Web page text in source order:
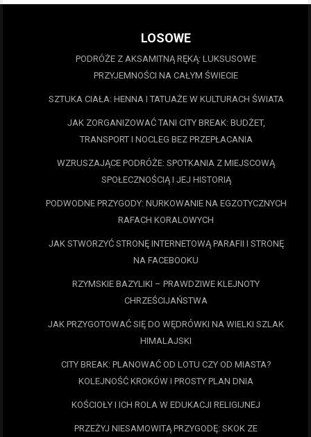
LOSOWE
PODRÓŻE Z AKSAMITNĄ RĘKĄ: LUKSUSOWE
PRZYJEMNOŚCI NA CAŁYM ŚWIECIE
SZTUKA CIAŁA: HENNA I TATUAŻE W KULTURACH ŚWIATA
JAK ZORGANIZOWAĆ TANI CITY BREAK: BUDŻET,
TRANSPORT I NOCLEG BEZ PRZEPŁACANIA
WZRUSZAJĄCE PODRÓŻE: SPOTKANIA Z MIEJSCOWĄ
SPOŁECZNOŚCIĄ I JEJ HISTORIĄ
PODWODNE PRZYGODY: NURKOWANIE NA EGZOTYCZNYCH
RAFACH KORALOWYCH
JAK STWORZYĆ STRONĘ INTERNETOWĄ PARAFII I STRONĘ
NA FACEBOOKU
RZYMSKIE BAZYLIKI – PRAWDZIWE KLEJNOTY
CHRZEŚCIJAŃSTWA
JAK PRZYGOTOWAĆ SIĘ DO WĘDRÓWKI NA WIELKI SZLAK
HIMALAJSKI
CITY BREAK: PLANOWAĆ OD LOTU CZY OD MIASTA?
KOLEJNOŚĆ KROKÓW I PROSTY PLAN DNIA
KOŚCIOŁY I ICH ROLA W EDUKACJI RELIGIJNEJ
PRZEŻYJ NIESAMOWITĄ PRZYGODĘ: SKOK ZE